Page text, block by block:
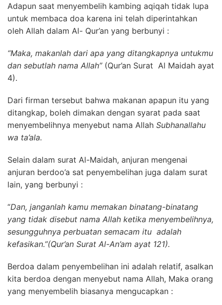
Adapun saat menyembelih kambing aqiqah tidak lupa
untuk membaca doa karena ini telah diperintahkan
oleh Allah dalam Al- Qur’an yang berbunyi :
“Maka, makanlah dari apa yang ditangkapnya untukmu
dan sebutlah nama Allah”(Qur’an Surat Al Maidah ayat
4).
Dari firman tersebut bahwa makanan apapun itu yang
ditangkap, boleh dimakan dengan syarat pada saat
menyembelihnya menyebut nama Allah Subhanallahu
wa ta’ala.
Selain dalam surat Al-Maidah, anjuran mengenai
anjuran berdoo’a sat penyembelihan juga dalam surat
lain, yang berbunyi :
“Dan, janganlah kamu memakan binatang-binatang
yang tidak disebut nama Allah ketika menyembelihnya,
sesungguhnya perbuatan semacam itu adalah
kefasikan.”(Qur’an Surat Al-An’am ayat 121).
Berdoa dalam penyembelihan ini adalah relatif, asalkan
kita berdoa dengan menyebut nama Allah, Maka orang
yang menyembelih biasanya mengucapkan :